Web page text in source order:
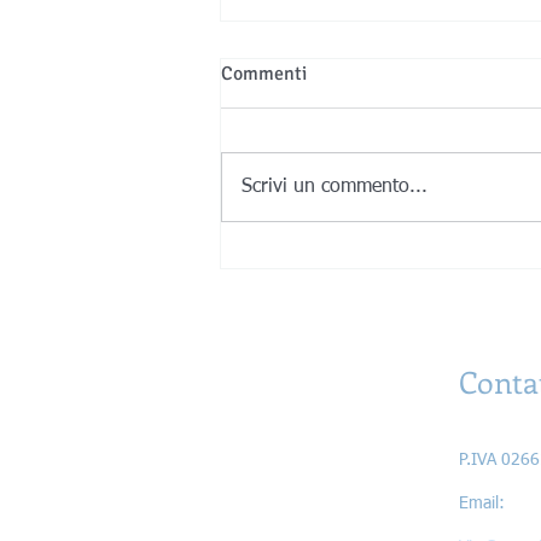
Commenti
Scrivi un commento...
P.IVA